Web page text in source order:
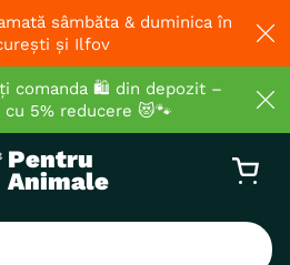
sâmbăta & duminica în
și Ilfov
comanda 🛍️ din depozit –
5% reducere 😻🐾